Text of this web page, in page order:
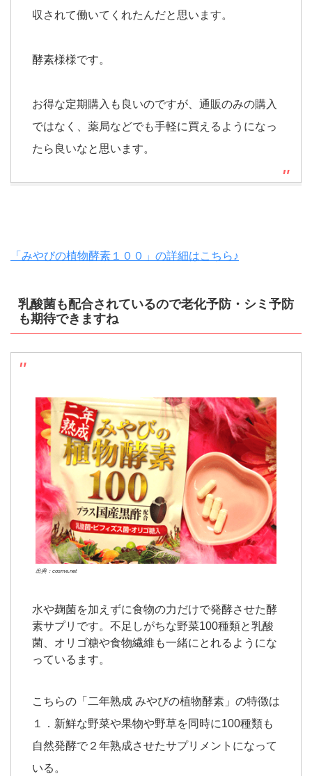
収されて働いてくれたんだと思います。
酵素様様です。
お得な定期購入も良いのですが、通販のみの購入
ではなく、薬局などでも手軽に買えるようになっ
たら良いなと思います。
「みやびの植物酵素１００」の詳細はこちら♪
乳酸菌も配合されているので老化予防・シミ予防
も期待できますね
出典：cosme.net
水や麹菌を加えずに食物の力だけで発酵させた酵
素サプリです。不足しがちな野菜100種類と乳酸
菌、オリゴ糖や食物繊維も一緒にとれるようにな
っているます。
こちらの「二年熟成 みやびの植物酵素」の特徴は
１．新鮮な野菜や果物や野草を同時に100種類も
自然発酵で２年熟成させたサプリメントになって
いる。